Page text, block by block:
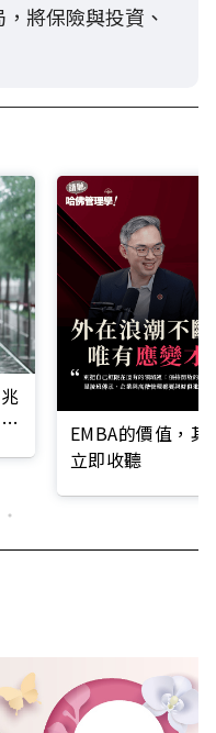
將保險與投資、
EMBA的價值，
立即收聽